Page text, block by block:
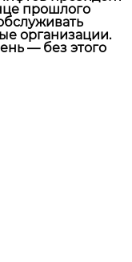
прошлого
организации.
— без этого